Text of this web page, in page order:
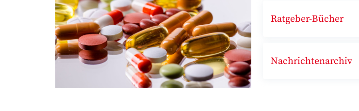
Ratgeber-Bücher
Nachrichtenarchiv